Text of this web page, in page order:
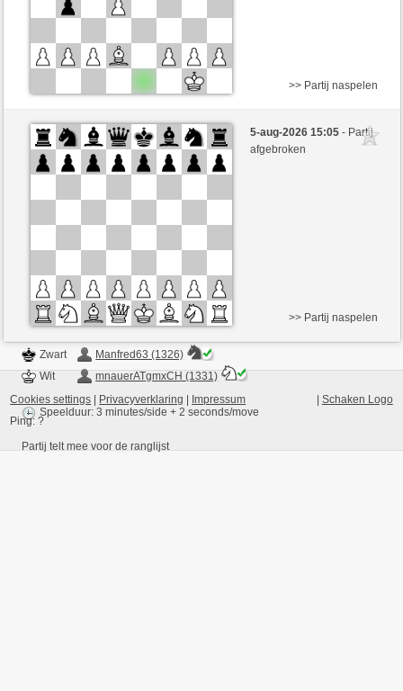
Zwart
Ryszard1R (1087) (-6)
Wit
mnauerATgmxCH (1331) (+6)
>> Partij naspelen
5-aug-2026 15:05- Partij
afgebroken
Zwart
Manfred63 (1326)
Wit
mnauerATgmxCH (1331)
Speelduur: 3 minutes/side + 2 seconds/move
Partij telt mee voor de ranglijst
>> Partij naspelen
Schaken Logo
Cookies settings Privacyverklaring
Impressum
Ping:?